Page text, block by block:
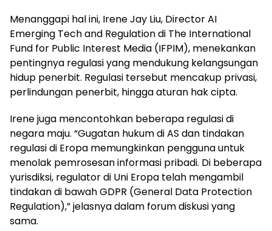
Menanggapi hal ini, Irene Jay Liu, Director AI
Emerging Tech and Regulation di The International
Fund for Public Interest Media (IFPIM), menekankan
pentingnya regulasi yang mendukung kelangsungan
hidup penerbit. Regulasi tersebut mencakup privasi,
perlindungan penerbit, hingga aturan hak cipta.
Irene juga mencontohkan beberapa regulasi di
negara maju. “Gugatan hukum di AS dan tindakan
regulasi di Eropa memungkinkan pengguna untuk
menolak pemrosesan informasi pribadi. Di beberapa
yurisdiksi, regulator di Uni Eropa telah mengambil
tindakan di bawah GDPR (General Data Protection
Regulation),” jelasnya dalam forum diskusi yang
sama.